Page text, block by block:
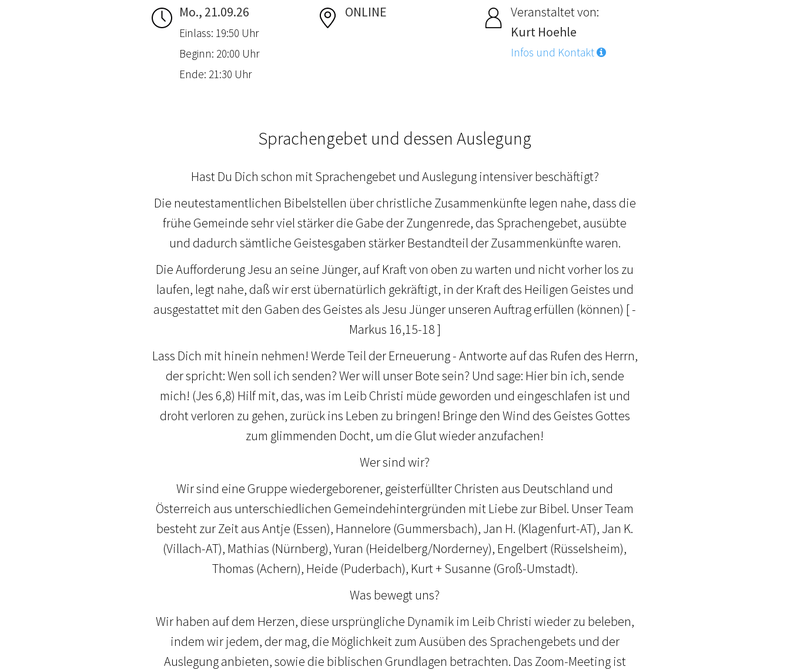
Mo., 21.09.26
Einlass: 19:50 Uhr
Beginn: 20:00 Uhr
Ende: 21:30 Uhr
ONLINE
Veranstaltet von:
Kurt Hoehle
Infos und Kontakt
Sprachengebet und dessen Auslegung
Hast Du Dich schon mit Sprachengebet und Auslegung intensiver beschäftigt?
Die neutestamentlichen Bibelstellen über christliche Zusammenkünfte legen nahe, dass die
frühe Gemeinde sehr viel stärker die Gabe der Zungenrede, das Sprachengebet, ausübte
und dadurch sämtliche Geistesgaben stärker Bestandteil der Zusammenkünfte waren.
Die Aufforderung Jesu an seine Jünger, auf Kraft von oben zu warten und nicht vorher los zu
laufen, legt nahe, daß wir erst übernatürlich gekräftigt, in der Kraft des Heiligen Geistes und
ausgestattet mit den Gaben des Geistes als Jesu Jünger unseren Auftrag erfüllen (können) [ -
Markus 16,15-18 ]
Lass Dich mit hinein nehmen! Werde Teil der Erneuerung - Antworte auf das Rufen des Herrn,
der spricht: Wen soll ich senden? Wer will unser Bote sein? Und sage: Hier bin ich, sende
mich! (Jes 6,8) Hilf mit, das, was im Leib Christi müde geworden und eingeschlafen ist und
droht verloren zu gehen, zurück ins Leben zu bringen! Bringe den Wind des Geistes Gottes
zum glimmenden Docht, um die Glut wieder anzufachen!
Wer sind wir?
Wir sind eine Gruppe wiedergeborener, geisterfüllter Christen aus Deutschland und
Österreich aus unterschiedlichen Gemeindehintergründen mit Liebe zur Bibel. Unser Team
besteht zur Zeit aus Antje (Essen), Hannelore (Gummersbach), Jan H. (Klagenfurt-AT), Jan K.
(Villach-AT), Mathias (Nürnberg), Yuran (Heidelberg/Norderney), Engelbert (Rüsselsheim),
Thomas (Achern), Heide (Puderbach), Kurt + Susanne (Groß-Umstadt).
Was bewegt uns?
Wir haben auf dem Herzen, diese ursprüngliche Dynamik im Leib Christi wieder zu beleben,
indem wir jedem, der mag, die Möglichkeit zum Ausüben des Sprachengebets und der
Auslegung anbieten, sowie die biblischen Grundlagen betrachten. Das Zoom-Meeting ist